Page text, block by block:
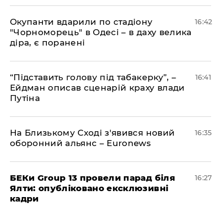
​Окупанти вдарили по стадіону
"Чорноморець" в Одесі – в даху велика
діра, є поранені
16:42
​“Підставить голову під табакерку”, –
Ейдман описав сценарій краху влади
Путіна
16:41
На Близькому Сході з'явився новий
оборонний альянс – Euronews
16:35
БЕКи Group 13 провели парад біля
Ялти: опубліковано ексклюзивні
кадри
16:27